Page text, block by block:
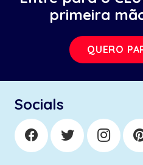
primeira
QUERO
Socials